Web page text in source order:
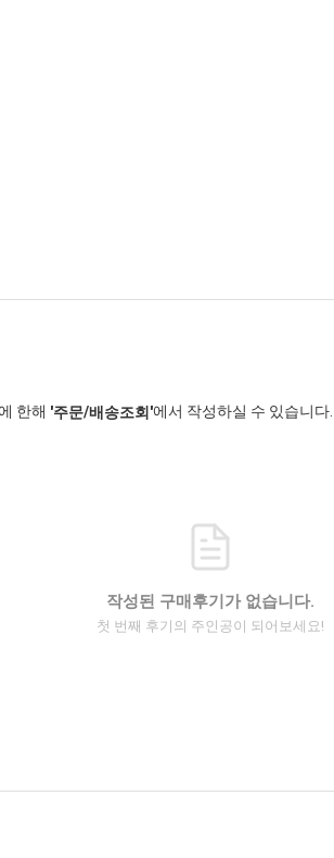
한해 '주문/배송조회'에서 작성하실 수 있습니다.
작성된 구매후기가 없습니다.
첫 번째 후기의 주인공이 되어보세요!